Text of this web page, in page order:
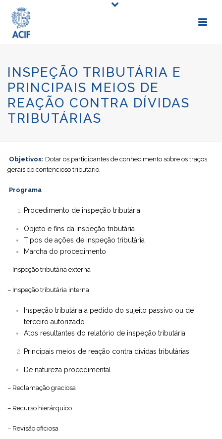
INSPEÇÃO TRIBUTÁRIA E
PRINCIPAIS MEIOS DE
REAÇÃO CONTRA DÍVIDAS
TRIBUTÁRIAS
Objetivos: Dotar os participantes de conhecimento sobre os traços
gerais do contencioso tributário.
Programa
Procedimento de inspeção tributária
Objeto e fins da inspeção tributária
Tipos de ações de inspeção tributária
Marcha do procedimento
– Inspeção tributária externa
– Inspeção tributária interna
Inspeção tributária a pedido do sujeito passivo ou de
terceiro autorizado
Atos resultantes do relatório de inspeção tributária
Principais meios de reação contra dívidas tributárias
De natureza procedimental
– Reclamação graciosa
– Recurso hierárquico
– Revisão oficiosa